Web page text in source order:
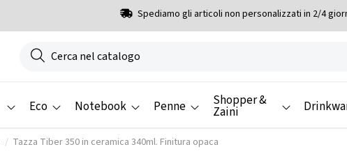
Spediamo gli articoli non personalizzati in 2/4
Eco Notebook Penne Shopper &
Zaini
Tazza Tiber 350 in ceramica 340ml. Finitura opaca